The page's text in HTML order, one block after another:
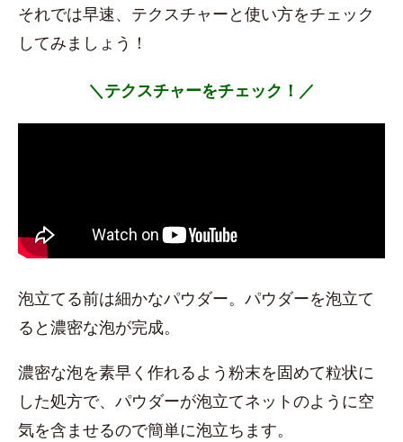
それでは早速、テクスチャーと使い方をチェック
してみましょう！
＼テクスチャーをチェック！／
泡立てる前は細かなパウダー。パウダーを泡立て
ると濃密な泡が完成。
濃密な泡を素早く作れるよう粉末を固めて粒状に
した処方で、パウダーが泡立てネットのように空
気を含ませるので簡単に泡立ちます。